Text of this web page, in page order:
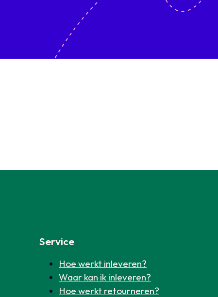
Service
Hoe werkt inleveren?
Waar kan ik inleveren?
Hoe werkt retourneren?